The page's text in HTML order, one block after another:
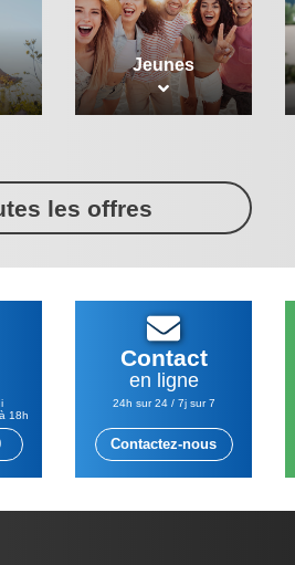
Jeunes
les offres
18h
Contact
en ligne
24h sur 24 / 7j sur 7
Contactez-nous